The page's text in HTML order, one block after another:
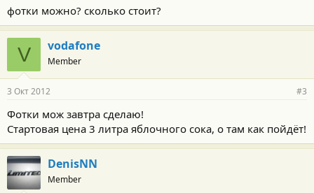
фотки можно? сколько стоит?
V vodafone
Member
3 Окт 2012 #3
Фотки мож завтра сделаю!
Стартовая цена 3 литра яблочного сока, о там как пойдёт!
DenisNN
Member